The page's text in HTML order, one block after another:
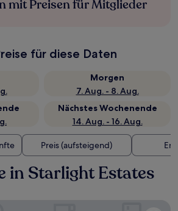
mit Preisen für Mitglieder
für diese Daten
Morgen
7. Aug. - 8. Aug.
Nächstes Wochenende
14. Aug. - 16. Aug.
Preis (aufsteigend)
in Starlight Estates